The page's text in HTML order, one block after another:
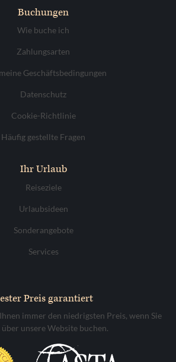
Buchungen
Wie buche ich
Zahlungsarten
Geschäftsbedingungen
Datenschutz
Cookie-Richtlinie
Häufig gestellte Fragen
Ihr Urlaub
Reiseziele
Urlaubsideen
Sonderangebote
Services
Preis garantiert
immer den niedrigsten Preis, wenn Sie
unsere Website buchen.